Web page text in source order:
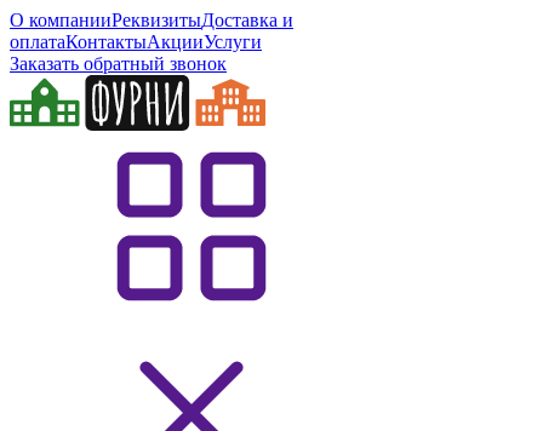
О компанииРеквизитыДоставка и
оплатаКонтактыАкцииУслуги
Заказать обратный звонок